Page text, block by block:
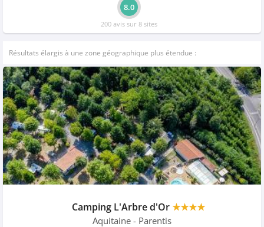
8.0
200 avis sur 8 sites
Résultats élargis à une zone géographique plus étendue :
Camping L'Arbre d'Or★★★★
Aquitaine - Parentis